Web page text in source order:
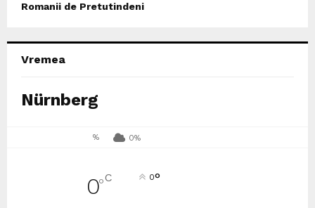
Romanii de Pretutindeni
Vremea
Nürnberg
% 0%
0°C 0°